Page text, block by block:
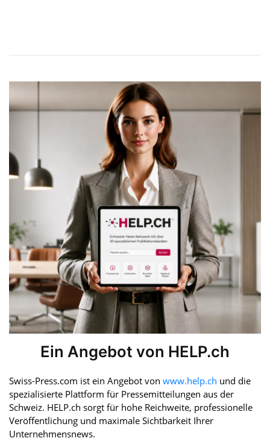
Ein Angebot von HELP.ch
Swiss-Press.com ist ein Angebot von www.help.ch und die
spezialisierte Plattform für Pressemitteilungen aus der
Schweiz. HELP.ch sorgt für hohe Reichweite, professionelle
Veröffentlichung und maximale Sichtbarkeit Ihrer
Unternehmensnews.